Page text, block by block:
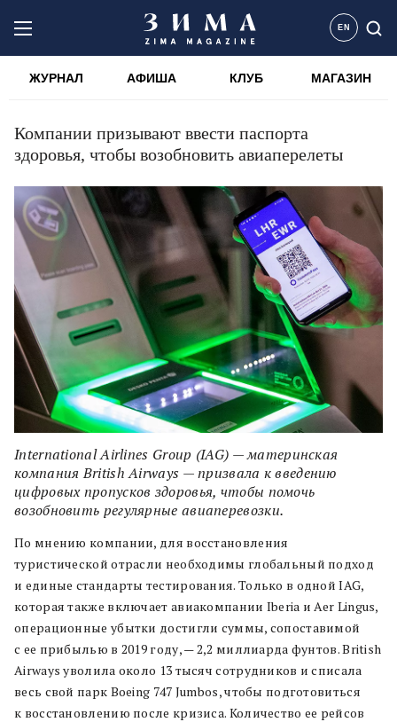
EN
ЖУРНАЛ АФИША КЛУБ МАГАЗИН
Компании призывают ввести паспорта
здоровья, чтобы возобновить авиаперелеты
International Airlines Group (IAG) — материнская
компания British Airways — призвала к введению
цифровых пропусков здоровья, чтобы помочь
возобновить регулярные авиаперевозки.
По мнению компании, для восстановления
туристической отрасли необходимы глобальный подход
и единые стандарты тестирования. Только в одной IAG,
которая также включает авиакомпании Iberia и Aer Lingus,
операционные убытки достигли суммы, сопоставимой
с ее прибылью в 2019 году, — 2,2 миллиарда фунтов. British
Airways ​​уволила около 13 тысяч сотрудников и списала
весь свой парк Boeing 747 Jumbos, чтобы подготовиться
к восстановлению после кризиса. Количество ее рейсов